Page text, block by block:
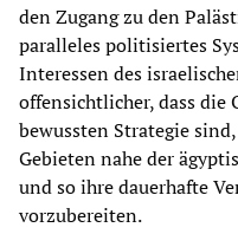
den Zugang zu den
paralleles politisiertes
Interessen des
offensichtlicher, dass die
bewussten Strategie
Gebieten nahe der
und so ihre dauerhafte
vorzubereiten.